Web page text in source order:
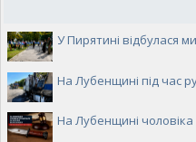
У Пирятині відбулася
На Лубенщині під час
На Лубенщині